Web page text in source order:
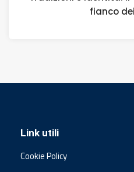
fianco
Link utili
Cookie Policy